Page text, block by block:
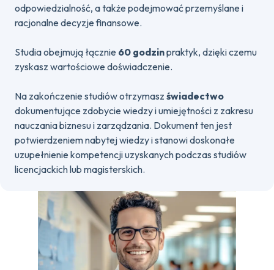
odpowiedzialność, a także podejmować przemyślane i
racjonalne decyzje finansowe.
Studia obejmują łącznie 60 godzinpraktyk, dzięki czemu
zyskasz wartościowe doświadczenie.
Na zakończenie studiów otrzymasz świadectwo
dokumentujące zdobycie wiedzy i umiejętności z zakresu
nauczania biznesu i zarządzania. Dokument ten jest
potwierdzeniem nabytej wiedzy i stanowi doskonałe
uzupełnienie kompetencji uzyskanych podczas studiów
licencjackich lub magisterskich.